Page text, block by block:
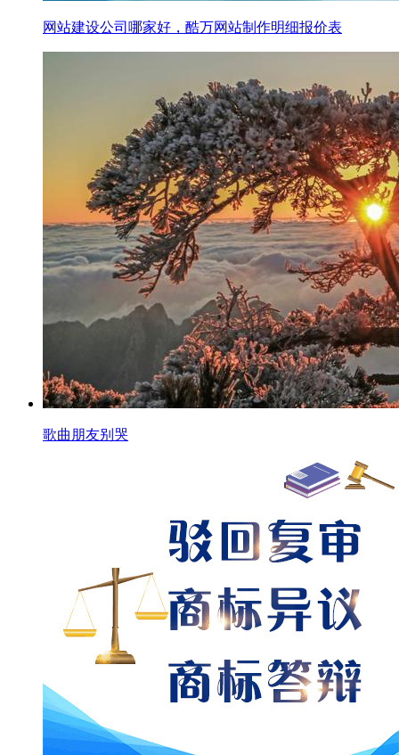
网站建设公司哪家好，酷万网站制作明细报价表
歌曲朋友别哭